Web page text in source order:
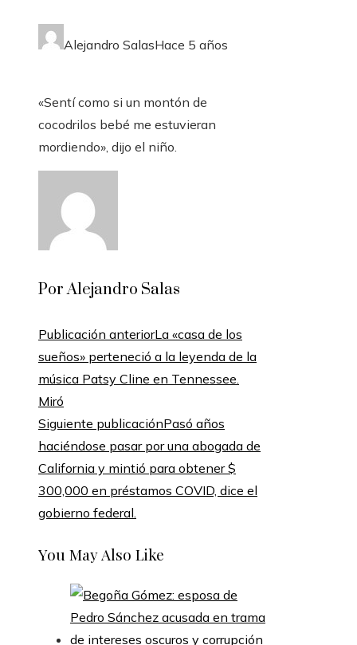
Alejandro SalasHace 5 años
«Sentí como si un montón de
cocodrilos bebé me estuvieran
mordiendo», dijo el niño.
Por Alejandro Salas
Publicación anteriorLa «casa de los
sueños» perteneció a la leyenda de la
música Patsy Cline en Tennessee.
Miró
Siguiente publicaciónPasó años
haciéndose pasar por una abogada de
California y mintió para obtener $
300,000 en préstamos COVID, dice el
gobierno federal.
You May Also Like